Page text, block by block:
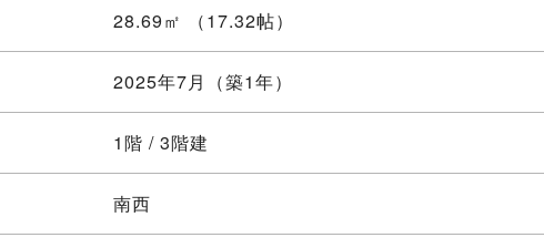
28.69㎡ （17.32帖）
2025年7月（築1年）
1階 / 3階建
南西